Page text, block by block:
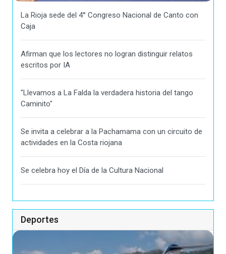
La Rioja sede del 4° Congreso Nacional de Canto con
Caja
Afirman que los lectores no logran distinguir relatos
escritos por IA
"Llevamos a La Falda la verdadera historia del tango
Caminito"
Se invita a celebrar a la Pachamama con un circuito de
actividades en la Costa riojana
Se celebra hoy el Día de la Cultura Nacional
Deportes